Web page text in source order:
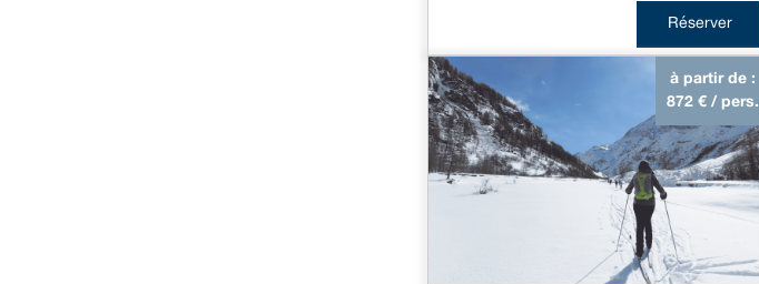
Réserver
à partir de :
872 € / pers.